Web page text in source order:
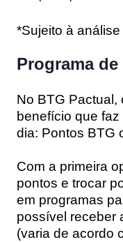
*Sujeito à
Programa
No BTG Pactual,
benefício que
dia: Pontos BTG
Com a primeira
pontos e trocar
em programas
possível receber
(varia de acordo